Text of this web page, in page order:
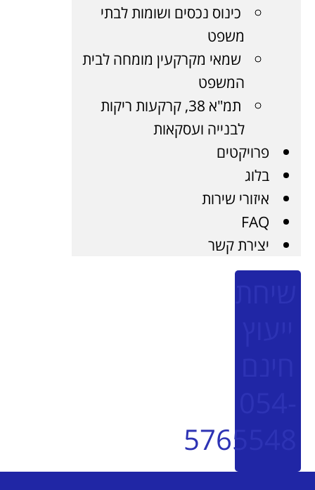
כינוס נכסים ושומות לבתי
משפט
שמאי מקרקעין מומחה לבית
המשפט
תמ"א 38, קרקעות ריקות
לבנייה ועסקאות
פרויקטים
בלוג
איזורי שירות
FAQ
יצירת קשר